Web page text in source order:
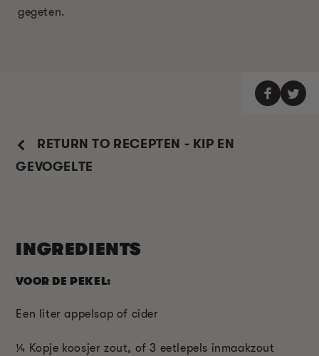
gegeten.
RETURN TO RECEPTEN - KIP EN
GEVOGELTE
INGREDIENTS
VOOR DE PEKEL:
Een liter appelsap of cider
¼ Kopje koosjer zout, of 3 eetlepels inmaakzout